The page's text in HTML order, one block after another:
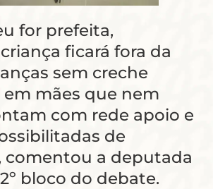
for prefeita,
ficará fora da
sem creche
mães que nem
com rede apoio e
de
comentou a deputada
bloco do debate.